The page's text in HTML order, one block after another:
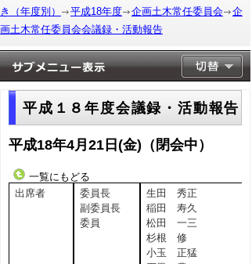
き（年度別）
平成18年度 企画土木常任委員会
企
画土木常任委員会会議録・活動報告
平成１８年度会議録・活動報告
平成18年4月21日(金)（閉会中）
一覧にもどる
出席者
委員長
副委員長
委員
生田 秀正
稲田 寿久
松田 一三
杉根 修
小玉 正猛